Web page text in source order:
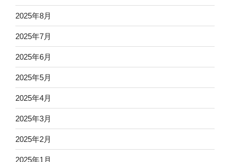
2025年8月
2025年7月
2025年6月
2025年5月
2025年4月
2025年3月
2025年2月
2025年1月